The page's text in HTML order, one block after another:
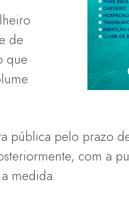
de
que
pública pelo prazo
com a
medida.